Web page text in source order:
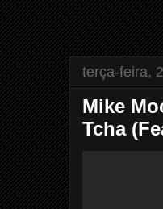
terça-feira,
Mike
Tcha